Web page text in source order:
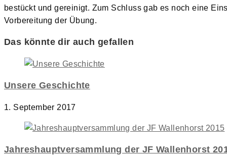
bestückt und gereinigt. Zum Schluss gab es noch eine
Vorbereitung der Übung.
Das könnte dir auch gefallen
Unsere Geschichte
1. September 2017
Jahreshauptversammlung der JF Wallenhorst